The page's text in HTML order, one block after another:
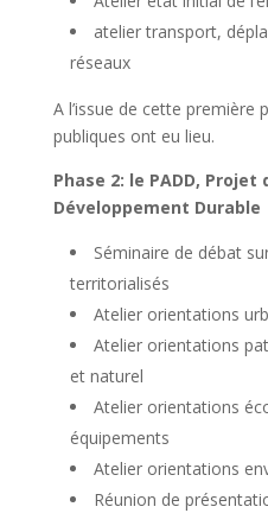
atelier transport,
réseaux
A l’issue de cette première
publiques ont eu lieu.
Phase 2: le PADD,
Développement Durable
Séminaire de débat
territorialisés
Atelier orientations
Atelier orientations
et naturel
Atelier orientations
équipements
Atelier orientations
Réunion de